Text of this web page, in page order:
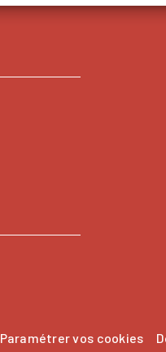
Paramétrer vos cookies